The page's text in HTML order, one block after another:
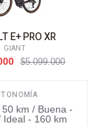
E+ PRO XR
GIANT
$5.099.000
km / Buena -
Ideal - 160 km